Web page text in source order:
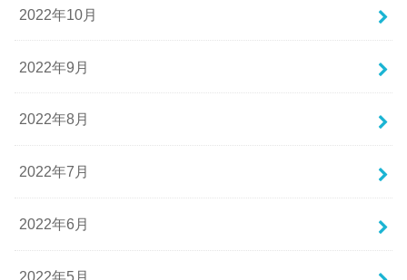
2022年10月
2022年9月
2022年8月
2022年7月
2022年6月
2022年5月